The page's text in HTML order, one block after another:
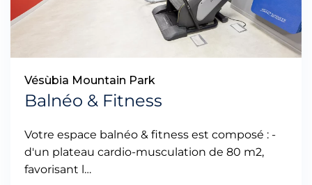
Vésùbia Mountain Park
Balnéo & Fitness
Votre espace balnéo & fitness est composé : -
d'un plateau cardio-musculation de 80 m2,
favorisant l…